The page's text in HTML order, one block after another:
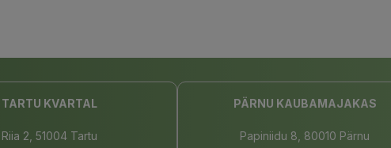
TARTU KVARTAL
Riia 2, 51004 Tartu
PÄRNU KAUBAMAJAKAS
Papiniidu 8, 80010 Pärnu